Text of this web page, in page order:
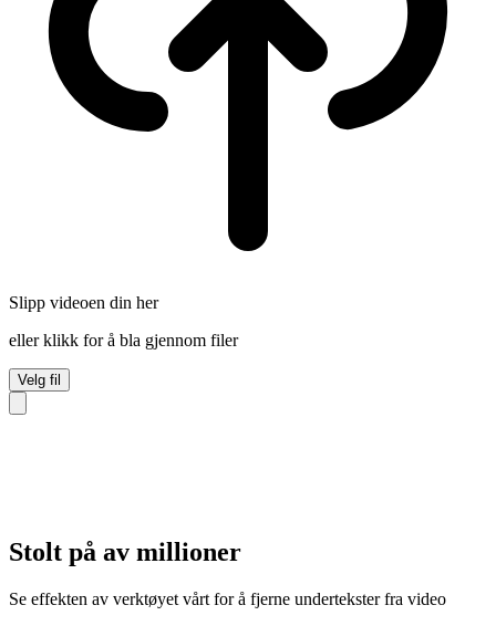
Slipp videoen din her
eller klikk for å bla gjennom filer
Velg fil
Stolt på av millioner
Se effekten av verktøyet vårt for å fjerne undertekster fra video